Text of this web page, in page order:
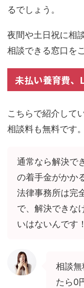
るでしょう。
夜間や土日祝に相
相談できる窓口を
未払い養育費、
こちらで紹介して
相談料も無料です。
通常なら解決で
の着手金がかか
法律事務所は完
で、解決できな
いはないんです！
相談
たら0